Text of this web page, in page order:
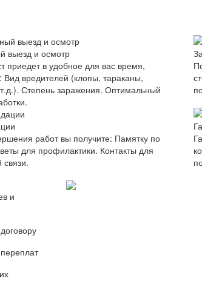
выезд и осмотр
приедет в удобное для вас время,
Вид вредителей (клопы, тараканы,
Степень заражения. Оптимальный
работ вы получите: Памятку по
для профилактики. Контакты для
связи.
и